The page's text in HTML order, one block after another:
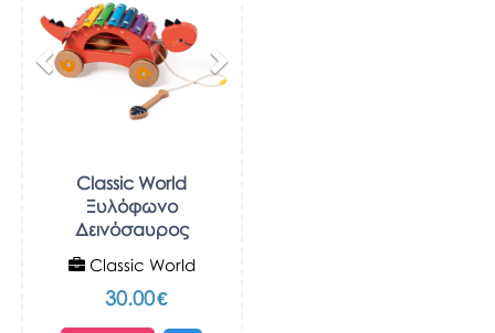
Classic World
Ξυλόφωνο
Δεινόσαυρος
Classic World
30.00€